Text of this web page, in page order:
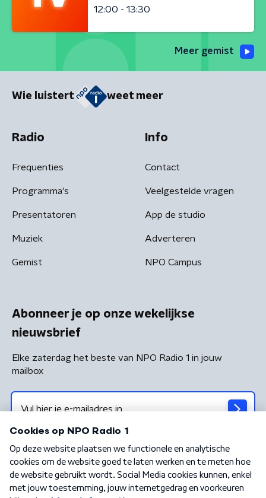
12:00 - 13:30
Meer gemist
Wie luistert weet meer
Radio
Frequenties
Programma's
Presentatoren
Muziek
Gemist
Info
Contact
Veelgestelde vragen
App de studio
Adverteren
NPO Campus
Abonneer je op onze wekelijkse
nieuwsbrief
Elke zaterdag het beste van NPO Radio 1 in jouw
mailbox
Algemene voorwaarden